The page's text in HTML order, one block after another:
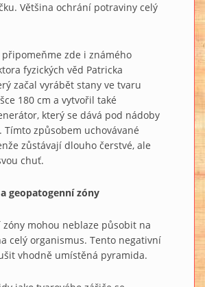
Většina ochrání potraviny celý
zde i známého
fyzických věd Patricka
začal vyrábět stany ve tvaru
180 cm a vytvořil také
který se dává pod nádoby
způsobem uchovávané
zůstávají dlouho čerstvé, ale
chuť.
geopatogenní zóny
zóny mohou neblaze působit na
celý organismus. Tento negativní
vhodně umístěná pyramida.